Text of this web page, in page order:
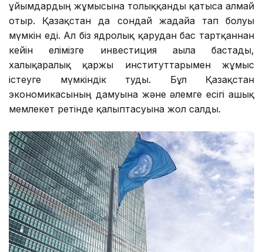
ұйымдардың жұмысына толыққанды қатыса алмай
отыр. Қазақстан да сондай жағдайға тап болуы
мүмкін еді. Ал біз ядролық қарудан бас тартқаннан
кейін елімізге инвестиция ағыла бастады,
халықаралық қаржы институттарымен жұмыс
істеуге мүмкіндік туды. Бұл Қазақстан
экономикасының дамуына және әлемге есігі ашық
мемлекет ретінде қалыптасуына жол салды.